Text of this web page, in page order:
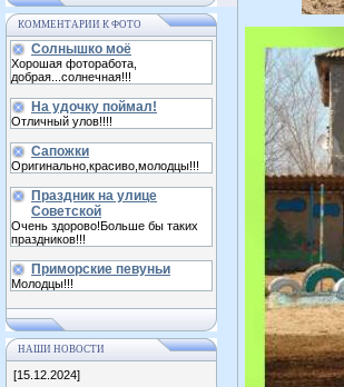
КОММЕНТАРИИ К ФОТО
Солнышко моё
Хорошая фоторабота,
добрая...солнечная!!!
На удочку поймал!
Отличный улов!!!!
Сапожки
Оригинально,красиво,молодцы!!!
Праздник на улице
Советской
Очень здорово!Больше бы таких
праздников!!!
Приморские певуньи
Молодцы!!!
НАШИ НОВОСТИ
[15.12.2024]